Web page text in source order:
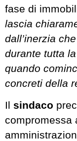
fase di
lascia
dall’inerzia
durante tutta
quando
concreti della
Il sindaco
compromessa